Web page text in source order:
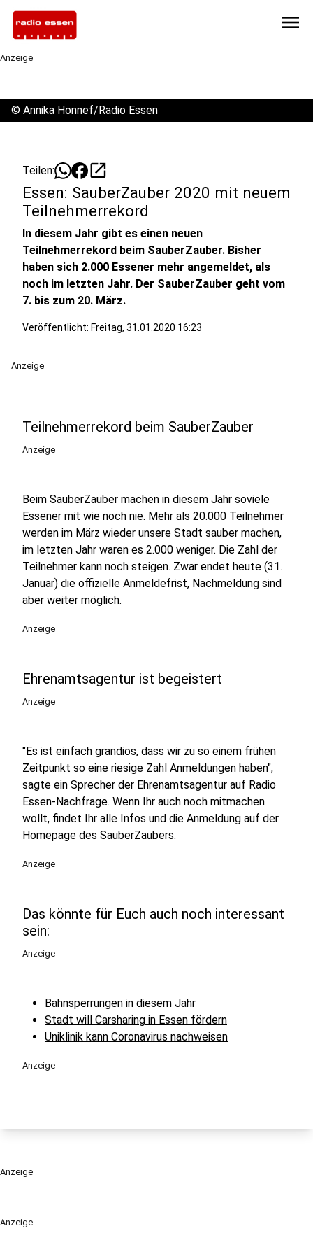
menu
Anzeige
Anzeige
© Annika Honnef/Radio Essen
Teilen: open_in_new
Essen: SauberZauber 2020 mit neuem
Teilnehmerrekord
In diesem Jahr gibt es einen neuen
Teilnehmerrekord beim SauberZauber. Bisher
haben sich 2.000 Essener mehr angemeldet, als
noch im letzten Jahr. Der SauberZauber geht vom
7. bis zum 20. März.
Veröffentlicht: Freitag, 31.01.2020 16:23
Anzeige
Teilnehmerrekord beim SauberZauber
Anzeige
Beim SauberZauber machen in diesem Jahr soviele
Essener mit wie noch nie. Mehr als 20.000 Teilnehmer
werden im März wieder unsere Stadt sauber machen,
im letzten Jahr waren es 2.000 weniger. Die Zahl der
Teilnehmer kann noch steigen. Zwar endet heute (31.
Januar) die offizielle Anmeldefrist, Nachmeldung sind
aber weiter möglich.
Anzeige
Ehrenamtsagentur ist begeistert
Anzeige
"Es ist einfach grandios, dass wir zu so einem frühen
Zeitpunkt so eine riesige Zahl Anmeldungen haben",
sagte ein Sprecher der Ehrenamtsagentur auf Radio
Essen-Nachfrage. Wenn Ihr auch noch mitmachen
wollt, findet Ihr alle Infos und die Anmeldung auf der
Homepage des SauberZaubers.
Anzeige
Das könnte für Euch auch noch interessant
sein:
Anzeige
Bahnsperrungen in diesem Jahr
Stadt will Carsharing in Essen fördern
Uniklinik kann Coronavirus nachweisen
Anzeige
Anzeige